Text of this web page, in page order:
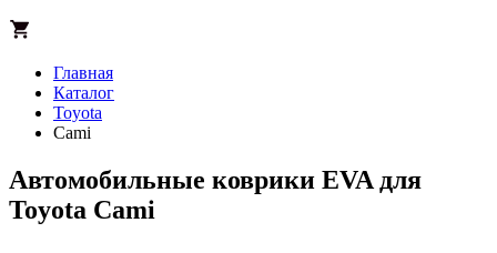
Главная
Каталог
Toyota
Cami
Автомобильные коврики EVA для
Toyota Cami